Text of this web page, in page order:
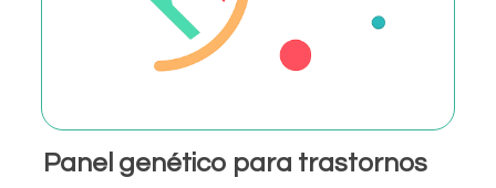
Panel genético para trastornos